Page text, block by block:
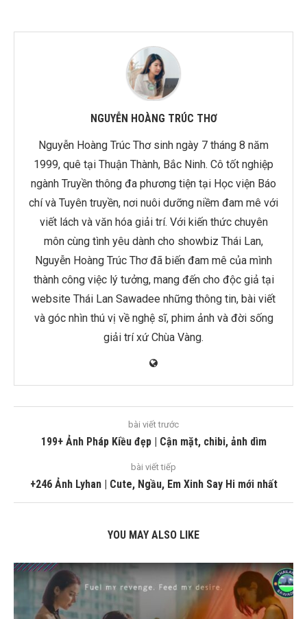
NGUYỄN HOÀNG TRÚC THƠ
Nguyễn Hoàng Trúc Thơ sinh ngày 7 tháng 8 năm
1999, quê tại Thuận Thành, Bắc Ninh. Cô tốt nghiệp
ngành Truyền thông đa phương tiện tại Học viện Báo
chí và Tuyên truyền, nơi nuôi dưỡng niềm đam mê với
viết lách và văn hóa giải trí. Với kiến thức chuyên
môn cùng tình yêu dành cho showbiz Thái Lan,
Nguyễn Hoàng Trúc Thơ đã biến đam mê của mình
thành công việc lý tưởng, mang đến cho độc giả tại
website Thái Lan Sawadee những thông tin, bài viết
và góc nhìn thú vị về nghệ sĩ, phim ảnh và đời sống
giải trí xứ Chùa Vàng.
bài viết trước
199+ Ảnh Pháp Kiều đẹp | Cận mặt, chibi, ảnh dìm
bài viết tiếp
+246 Ảnh Lyhan | Cute, Ngầu, Em Xinh Say Hi mới nhất
YOU MAY ALSO LIKE